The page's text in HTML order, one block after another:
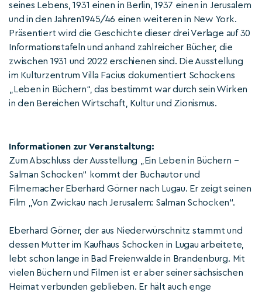
seines Lebens, 1931 einen in Berlin, 1937 einen in Jerusalem
und in den Jahren1945/46 einen weiteren in New York.
Präsentiert wird die Geschichte dieser drei Verlage auf 30
Informationstafeln und anhand zahlreicher Bücher, die
zwischen 1931 und 2022 erschienen sind. Die Ausstellung
im Kulturzentrum Villa Facius dokumentiert Schockens
„Leben in Büchern“, das bestimmt war durch sein Wirken
in den Bereichen Wirtschaft, Kultur und Zionismus.
Informationen zur Veranstaltung:
Zum Abschluss der Ausstellung „Ein Leben in Büchern –
Salman Schocken“ kommt der Buchautor und
Filmemacher Eberhard Görner nach Lugau. Er zeigt seinen
Film „Von Zwickau nach Jerusalem: Salman Schocken“.
Eberhard Görner, der aus Niederwürschnitz stammt und
dessen Mutter im Kaufhaus Schocken in Lugau arbeitete,
lebt schon lange in Bad Freienwalde in Brandenburg. Mit
vielen Büchern und Filmen ist er aber seiner sächsischen
Heimat verbunden geblieben. Er hält auch enge